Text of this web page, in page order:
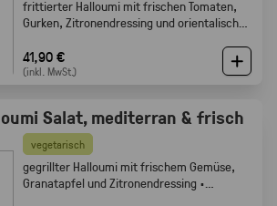
frittierter Halloumi mit frischen Tomaten,
Gurken, Zitronendressing und orientalischen
41,90 €
(inkl. MwSt.)
Salat, mediterran & frisch
vegetarisch
gegrillter Halloumi mit frischem Gemüse,
Granatapfel und Zitronendressing ·